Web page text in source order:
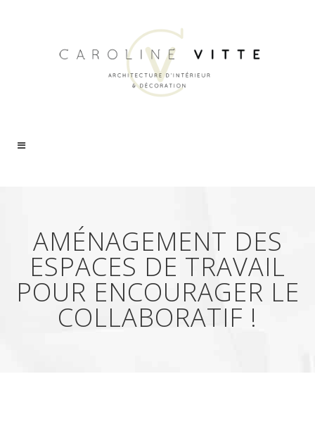
AMÉNAGEMENT DES
ESPACES DE TRAVAIL
POUR ENCOURAGER LE
COLLABORATIF !